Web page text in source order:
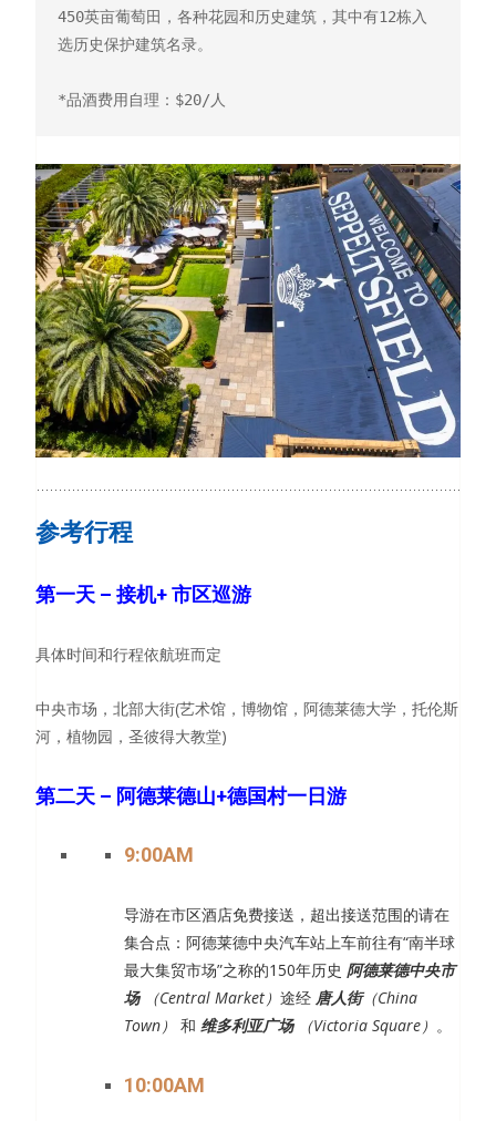
450英亩葡萄田，各种花园和历史建筑，其中有12栋入
选历史保护建筑名录。
*品酒费用自理：$20/人
参考行程
第一天 – 接机+ 市区巡游
具体时间和行程依航班而定
中央市场，北部大街(艺术馆，博物馆，阿德莱德大学，托伦斯
河，植物园，圣彼得大教堂)
第二天 – 阿德莱德山+德国村一日游
9:00AM
导游在市区酒店免费接送，超出接送范围的请在
集合点：阿德莱德中央汽车站上车前往有“南半球
最大集贸市场”之称的150年历史 阿德莱德中央市
场
（Central Market） 途经 唐人街（China
Town） 和 维多利亚广场 （Victoria Square） 。
10:00AM